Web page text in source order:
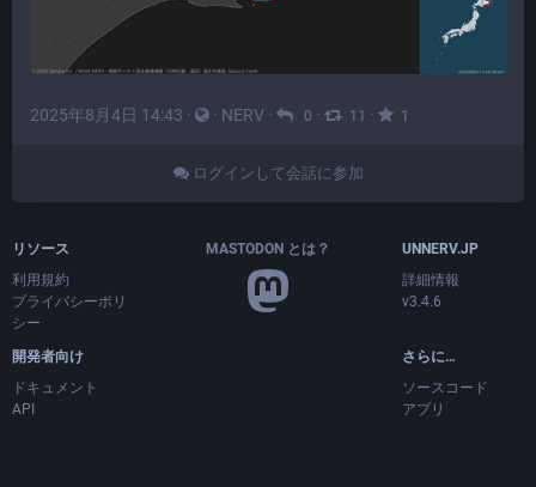
2025年8月4日 14:43 · · NERV · 0 · 11 · 1
ログインして会話に参加
リソース
利用規約
プライバシーポリ
シー
開発者向け
ドキュメント
API
MASTODON とは？
UNNERV.JP
詳細情報
v3.4.6
さらに…
ソースコード
アプリ